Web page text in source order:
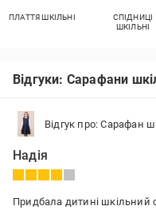
ПЛАТТЯ ШКІЛЬНІ
СПІДНИЦІ
ШКІЛЬНІ
Відгуки: Сарафани
Відгук про: Сарафан
Надія
Придбала дитині шкільний